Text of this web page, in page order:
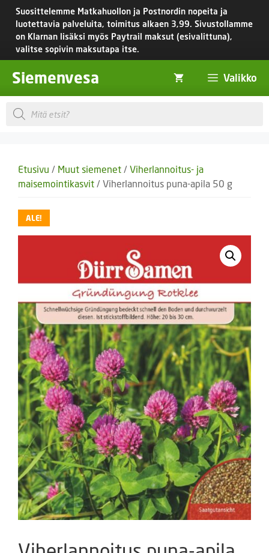
Siirry
sisältöön
Suosittelemme Matkahuollon ja Postnordin nopeita ja
luotettavia palveluita, toimitus alkaen 3,99. Sivustollamme
on Klarnan lisäksi myös Paytrail maksut (esivalittuna),
valitse sopivin maksutapa itse.
Siemenvesa Valikko
Products
search
Etusivu / Muut siemenet / Viherlannoitus- ja
maisemointikasvit / Viherlannoitus puna-apila 50 g
ALE!